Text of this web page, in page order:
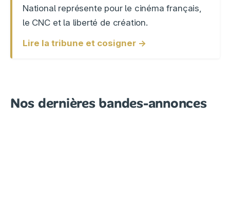
National représente pour le cinéma français,
le CNC et la liberté de création.
Lire la tribune et cosigner →
Nos dernières bandes-annonces